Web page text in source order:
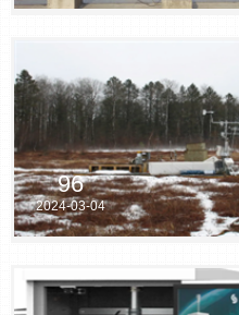
96
2024-03-04